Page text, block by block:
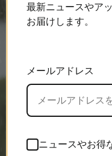
最新ニュースやア
お届けします。
メールアドレス
ニュースやお得